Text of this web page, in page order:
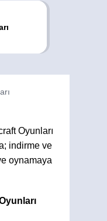
Oyunları
indirme ve
oynamaya